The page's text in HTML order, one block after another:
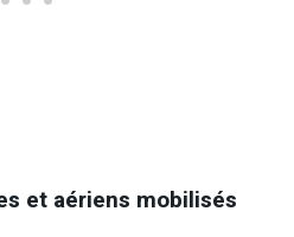
et aériens mobilisés